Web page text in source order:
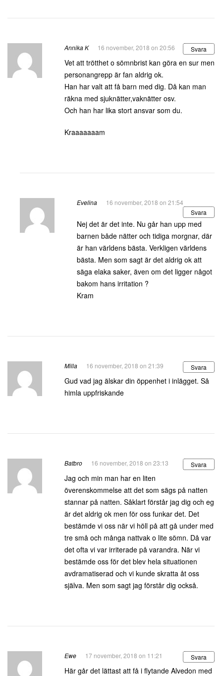
Annika K 16 november, 2018 on 20:56 Svara
Vet att trötthet o sömnbrist kan göra en sur men
personangrepp är fan aldrig ok.
Han har valt att få barn med dig. Då kan man
räkna med sjuknätter,vaknätter osv.
Och han har lika stort ansvar som du.
Kraaaaaaam
Evelina
16 november, 2018 on 21:54
Svara
Nej det är det inte. Nu går han upp med
barnen både nätter och tidiga morgnar, där
är han världens bästa. Verkligen världens
bästa. Men som sagt är det aldrig ok att
säga elaka saker, även om det ligger något
bakom hans irritation ?
Kram
Milla 16 november, 2018 on 21:39 Svara
Gud vad jag älskar din öppenhet i inlägget. Så
himla uppfriskande
Batbro 16 november, 2018 on 23:13 Svara
Jag och min man har en liten
överenskommelse att det som sägs på natten
stannar på natten. Såklart förstår jag dig och eg
är det aldrig ok men för oss funkar det. Det
bestämde vi oss när vi höll på att gå under med
tre små och många nattvak o lite sömn. Då var
det ofta vi var irriterade på varandra. När vi
bestämde oss för det blev hela situationen
avdramatiserad och vi kunde skratta åt oss
själva. Men som sagt jag förstår dig också.
Ewe 17 november, 2018 on 11:21 Svara
Här går det lättast att få i flytande Alvedon med